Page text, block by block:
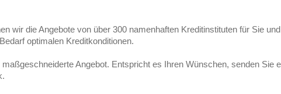
wir die Angebote von über 300 namenhaften Kreditinstituten für Sie
optimalen Kreditkonditionen.
Angebot. Entspricht es Ihren Wünschen, senden Sie